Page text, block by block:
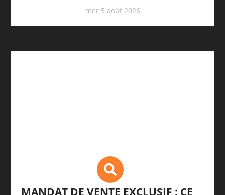
mer 5 août 2026
MANDAT DE VENTE EXCLUSIF : CE